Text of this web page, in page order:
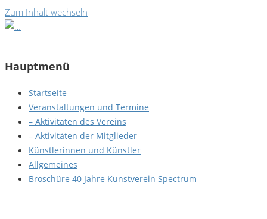
Zum Inhalt wechseln
Hauptmenü
Startseite
Veranstaltungen und Termine
– Aktivitäten des Vereins
– Aktivitäten der Mitglieder
Künstlerinnen und Künstler
Allgemeines
Broschüre 40 Jahre Kunstverein Spectrum